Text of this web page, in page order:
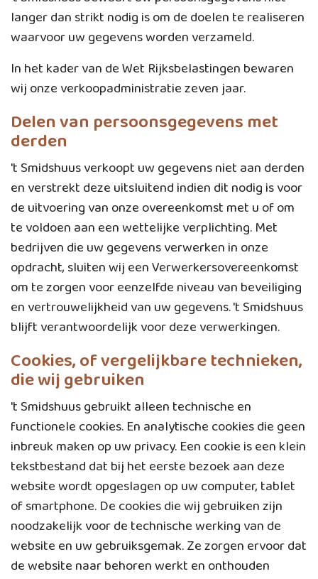
langer dan strikt nodig is om de doelen te realiseren
waarvoor uw gegevens worden verzameld.
In het kader van de Wet Rijksbelastingen bewaren
wij onze verkoopadministratie zeven jaar.
Delen van persoonsgegevens met
derden
't Smidshuus verkoopt uw gegevens niet aan derden
en verstrekt deze uitsluitend indien dit nodig is voor
de uitvoering van onze overeenkomst met u of om
te voldoen aan een wettelijke verplichting. Met
bedrijven die uw gegevens verwerken in onze
opdracht, sluiten wij een Verwerkersovereenkomst
om te zorgen voor eenzelfde niveau van beveiliging
en vertrouwelijkheid van uw gegevens. 't Smidshuus
blijft verantwoordelijk voor deze verwerkingen.
Cookies, of vergelijkbare technieken,
die wij gebruiken
't Smidshuus gebruikt alleen technische en
functionele cookies. En analytische cookies die geen
inbreuk maken op uw privacy. Een cookie is een klein
tekstbestand dat bij het eerste bezoek aan deze
website wordt opgeslagen op uw computer, tablet
of smartphone. De cookies die wij gebruiken zijn
noodzakelijk voor de technische werking van de
website en uw gebruiksgemak. Ze zorgen ervoor dat
de website naar behoren werkt en onthouden